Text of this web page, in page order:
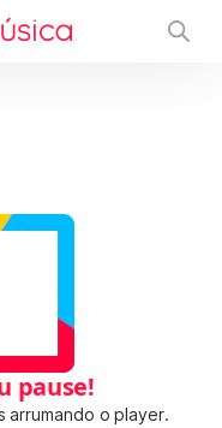
pause!
arrumando o player.